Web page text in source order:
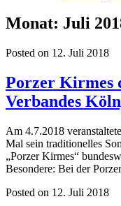
Monat: Juli
Posted on 12. Juli 2018
Porzer Kirmes
Verbandes
Am 4.7.2018
Mal sein traditionelles
„Porzer Kirmes“
Besondere: Bei der
Posted on 12. Juli 2018